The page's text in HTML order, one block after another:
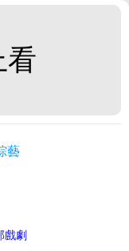
看
藝
戲劇